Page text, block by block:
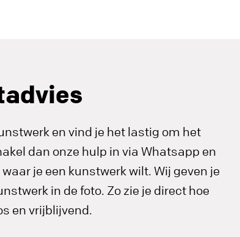
en vind je het lastig om het
dan onze hulp in via Whatsapp en
je een kunstwerk wilt. Wij geven je
in de foto. Zo zie je direct hoe
en vrijblijvend.